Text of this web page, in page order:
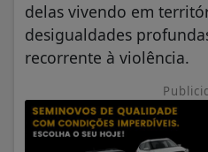
delas vivendo em
desigualdades
recorrente à violência.